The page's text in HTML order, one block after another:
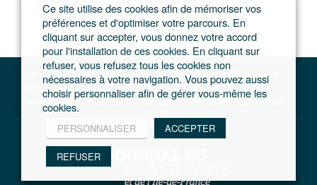
Le journal du Grand Paris – L'actualité du développement de l'Ile-de-France
Aménagement
Portrait d’agence – Atelier du Pont, laboratoire de l’architecture expérimentale
Ce site utilise des cookies afin de mémoriser vos
préférences et d'optimiser votre parcours. En
cliquant sur accepter, vous donnez votre accord
pour l'installation de ces cookies. En cliquant sur
refuser, vous refusez tous les cookies non
nécessaires à votre navigation. Vous pouvez aussi
choisir personnaliser afin de gérer vous-même les
cookies.
PERSONNALISER ACCEPTER
REFUSER